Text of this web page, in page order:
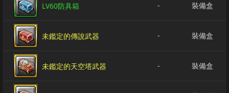
LV60防具箱 - 裝備盒
未鑑定的傳說武器 - 裝備盒
未鑑定的天空塔武器 - 裝備盒